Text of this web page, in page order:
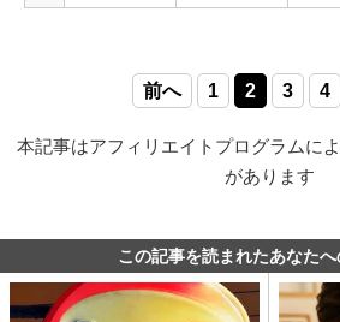
前へ 1 2 3 4
本記事はアフィリエイトプログラムに
があります
この記事を読まれたあなたへ